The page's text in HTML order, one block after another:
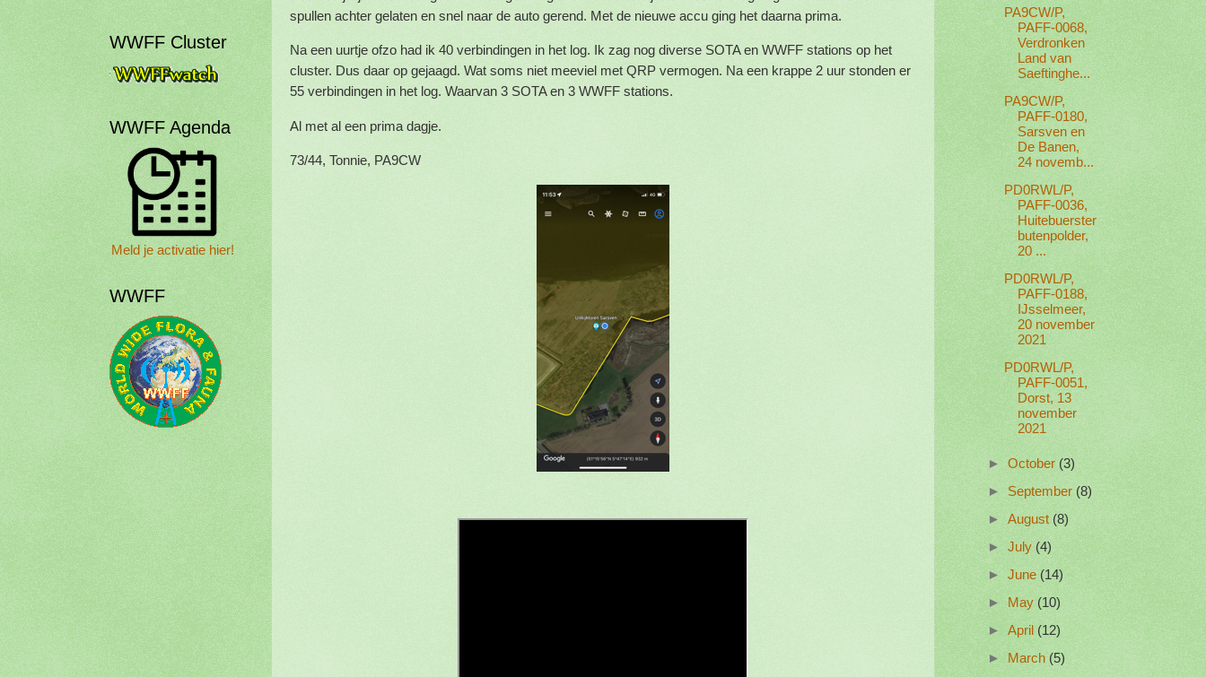
spullen achter gelaten en snel naar de auto gerend. Met de nieuwe accu ging het daarna prima.
Na een uurtje ofzo had ik 40 verbindingen in het log. Ik zag nog diverse SOTA en WWFF stations op het
cluster. Dus daar op gejaagd. Wat soms niet meeviel met QRP vermogen. Na een krappe 2 uur stonden er
55 verbindingen in het log. Waarvan 3 SOTA en 3 WWFF stations.
Al met al een prima dagje.
73/44, Tonnie, PA9CW
WWFF Cluster
WWFF Agenda
Meld je activatie hier!
WWFF
PA9CW/P,
PAFF-0068,
Verdronken
Land van
Saeftinghe...
PA9CW/P,
PAFF-0180,
Sarsven en
De Banen,
24 novemb...
PD0RWL/P,
PAFF-0036,
Huitebuerster
butenpolder,
20 ...
PD0RWL/P,
PAFF-0188,
IJsselmeer,
20 november
2021
PD0RWL/P,
PAFF-0051,
Dorst, 13
november
2021
► October (3)
► September (8)
► August (8)
► July (4)
► June (14)
►
May (10)
► April (12)
►
March (5)